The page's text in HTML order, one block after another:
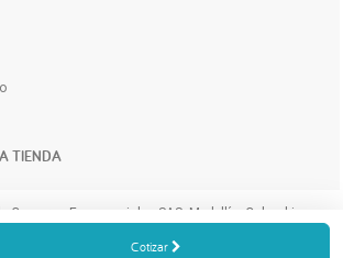
Cotizar
TIENDA
Compras Empresariales SAS. Medellín, Colombia.
e insumos para tu empresa a domicilio y